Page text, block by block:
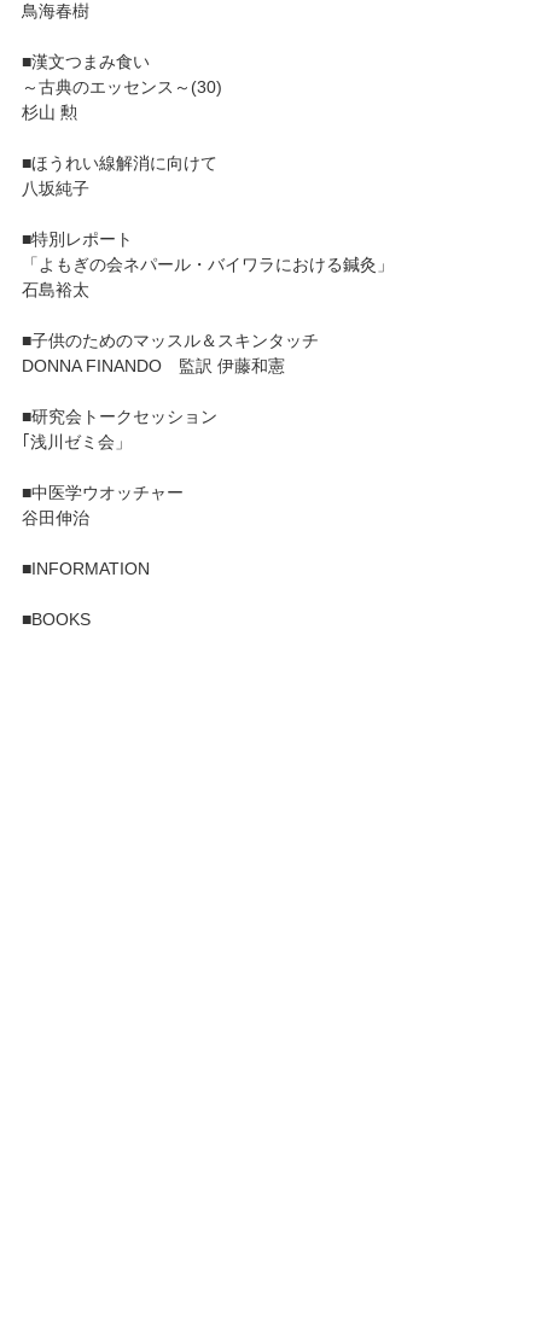
鳥海春樹
■漢文つまみ食い
～古典のエッセンス～(30)
杉山 勲
■ほうれい線解消に向けて
八坂純子
■特別レポート
「よもぎの会ネパール・バイワラにおける鍼灸」
石島裕太
■子供のためのマッスル＆スキンタッチ
DONNA FINANDO 監訳 伊藤和憲
■研究会トークセッション
｢浅川ゼミ会」
■中医学ウオッチャー
谷田伸治
■INFORMATION
■BOOKS